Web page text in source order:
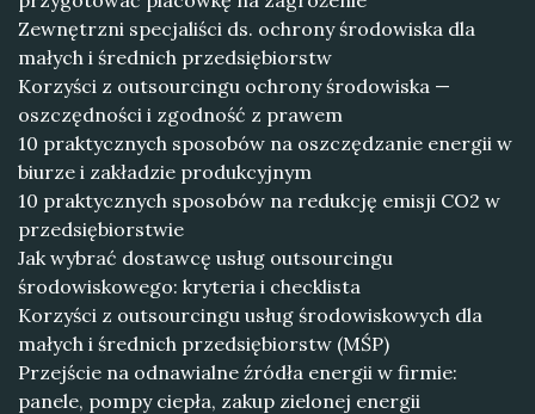
Zewnętrzni specjaliści ds. ochrony środowiska dla
małych i średnich przedsiębiorstw
Korzyści z outsourcingu ochrony środowiska —
oszczędności i zgodność z prawem
10 praktycznych sposobów na oszczędzanie energii w
biurze i zakładzie produkcyjnym
10 praktycznych sposobów na redukcję emisji CO2 w
przedsiębiorstwie
Jak wybrać dostawcę usług outsourcingu
środowiskowego: kryteria i checklista
Korzyści z outsourcingu usług środowiskowych dla
małych i średnich przedsiębiorstw (MŚP)
Przejście na odnawialne źródła energii w firmie:
panele, pompy ciepła, zakup zielonej energii